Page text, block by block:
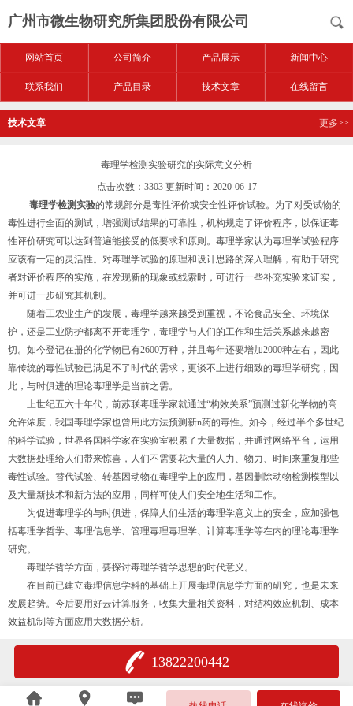
广州市微生物研究所集团股份有限公司
网站首页 公司简介 产品展示 新闻中心
联系我们 产品目录 技术文章 在线留言
技术文章 更多>>
毒理学检测实验研究的实际意义分析
点击次数：3303 更新时间：2020-06-17
毒理学检测实验的常规部分是毒性评价或安全性评价试验。为了对受试物的
毒性进行全面的测试，增强测试结果的可靠性，机构规定了评价程序，以保证毒
性评价研究可以达到普遍能接受的低要求和原则。毒理学家认为毒理学试验程序
应该有一定的灵活性。对毒理学试验的原理和设计思路的深入理解，有助于研究
者对评价程序的实施，在发现新的现象或线索时，可进行一些补充实验来证实，
并可进一步研究其机制。
随着工农业生产的发展，毒理学越来越受到重视，不论食品安全、环境保
护，还是工业防护都离不开毒理学，毒理学与人们的工作和生活关系越来越密
切。如今登记在册的化学物已有2600万种，并且每年还要增加2000种左右，因此
靠传统的毒性试验已满足不了时代的需求，更谈不上进行细致的毒理学研究，因
此，与时俱进的理论毒理学是当前之需。
上世纪五六十年代，前苏联毒理学家就通过“构效关系”预测过新化学物的高
允许浓度，我国毒理学家也曾用此方法预测新n药的毒性。如今，经过半个多世纪
的科学试验，世界各国科学家在实验室积累了大量数据，并通过网络平台，运用
大数据处理给人们带来惊喜，人们不需要花大量的人力、物力、时间来重复那些
毒性试验。替代试验、转基因动物在毒理学上的应用，基因删除动物检测模型以
及大量新技术和新方法的应用，同样可使人们安全地生活和工作。
为促进毒理学的与时俱进，保障人们生活的毒理学意义上的安全，应加强包
括毒理学哲学、毒理信息学、管理毒理毒理学、计算毒理学等在内的理论毒理学
研究。
毒理学哲学方面，要探讨毒理学哲学思想的时代意义。
在目前已建立毒理信息学科的基础上开展毒理信息学方面的研究，也是未来
发展趋势。今后要用好云计算服务，收集大量相关资料，对结构效应机制、成本
效益机制等方面应用大数据分析。
13822200442